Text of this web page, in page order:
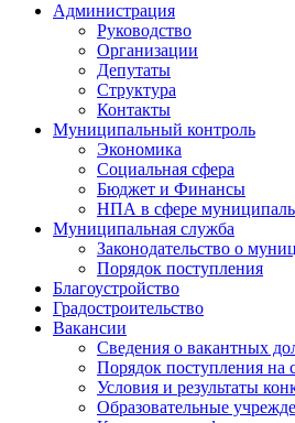
Администрация
Руководство
Организации
Депутаты
Структура
Контакты
Муниципальный контроль
Экономика
Социальная сфера
Бюджет и Финансы
НПА в сфере
Муниципальная служба
Законодательство о
Порядок поступления
Благоустройство
Градостроительство
Вакансии
Сведения о вакантных
Порядок поступления на
Условия и результаты
Образовательные